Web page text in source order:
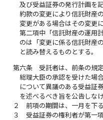
及び受益証券の発行計画を
約款の変更により信託財産
変更がある場合はその変更
第二項中「信託財産の運用
のは「変更に係る信託財産
と読み替えるものとする。
第六条
受託者は、前条の規
総理大臣の承認を受けた場
について異議のある受益証
を述べるべき旨を公告しな
２
前項の期間は、一月を下
３
受益証券の権利者が第一